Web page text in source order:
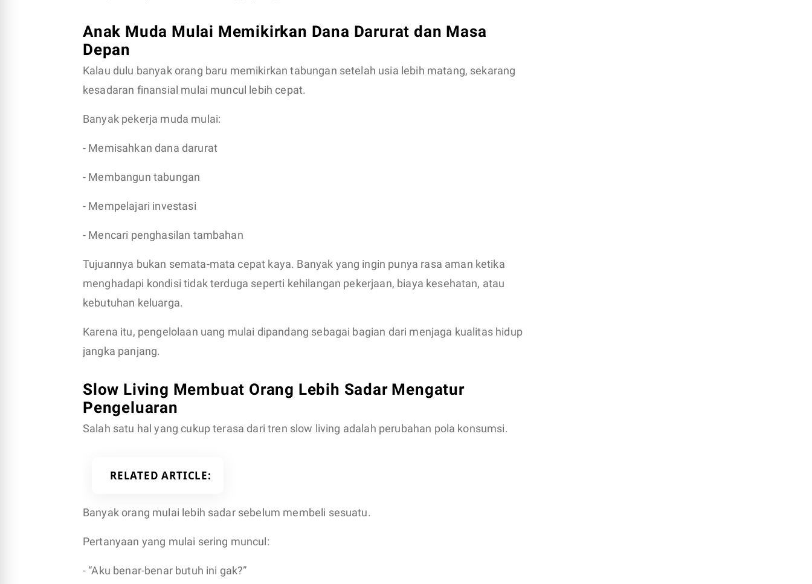
Anak Muda Mulai Memikirkan Dana Darurat dan Masa
Depan
Kalau dulu banyak orang baru memikirkan tabungan setelah usia lebih matang, sekarang
kesadaran finansial mulai muncul lebih cepat.
Banyak pekerja muda mulai:
- Memisahkan dana darurat
- Membangun tabungan
- Mempelajari investasi
- Mencari penghasilan tambahan
Tujuannya bukan semata-mata cepat kaya. Banyak yang ingin punya rasa aman ketika
menghadapi kondisi tidak terduga seperti kehilangan pekerjaan, biaya kesehatan, atau
kebutuhan keluarga.
Karena itu, pengelolaan uang mulai dipandang sebagai bagian dari menjaga kualitas hidup
jangka panjang.
Slow Living Membuat Orang Lebih Sadar Mengatur
Pengeluaran
Salah satu hal yang cukup terasa dari tren slow living adalah perubahan pola konsumsi.
RELATED ARTICLE
Banyak orang mulai lebih sadar sebelum membeli sesuatu.
Pertanyaan yang mulai sering muncul:
- “Aku benar-benar butuh ini gak?”